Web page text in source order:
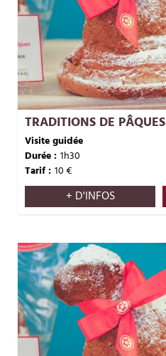
TRADITIONS DE PÂQUES
Visite guidée
Durée : 1h30
Tarif : 10€
+ D'INFOS